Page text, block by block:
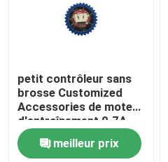
petit contrôleur sans
brosse Customized
Accessories de moteur
d'entraînement 0.7A
meilleur prix